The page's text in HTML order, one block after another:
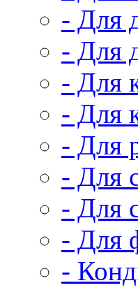
- Для
- Для
- Для
- Для
- Для
- Для
- Для
- Для
-